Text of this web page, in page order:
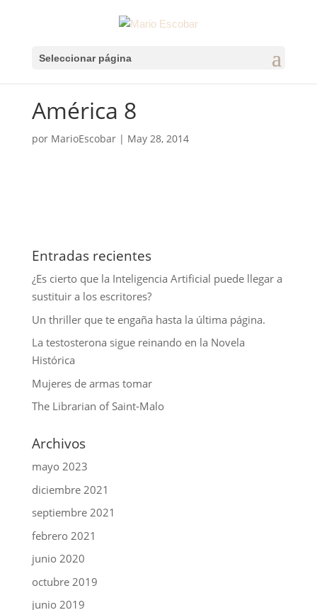
Seleccionar página
América 8
por MarioEscobar| May 28, 2014
Entradas recientes
¿Es cierto que la Inteligencia Artificial puede llegar a
sustituir a los escritores?
Un thriller que te engaña hasta la última página.
La testosterona sigue reinando en la Novela
Histórica
Mujeres de armas tomar
The Librarian of Saint-Malo
Archivos
mayo 2023
diciembre 2021
septiembre 2021
febrero 2021
junio 2020
octubre 2019
junio 2019